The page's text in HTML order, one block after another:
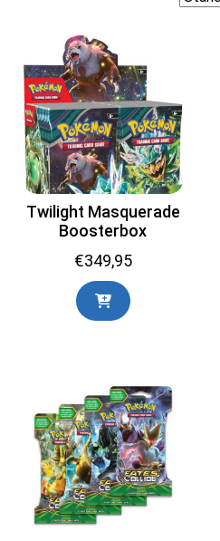
Twilight Masquerade
Boosterbox
€349,95